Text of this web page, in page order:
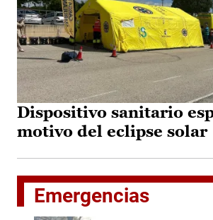
Dispositivo sanitario
motivo del eclipse solar
Emergencias